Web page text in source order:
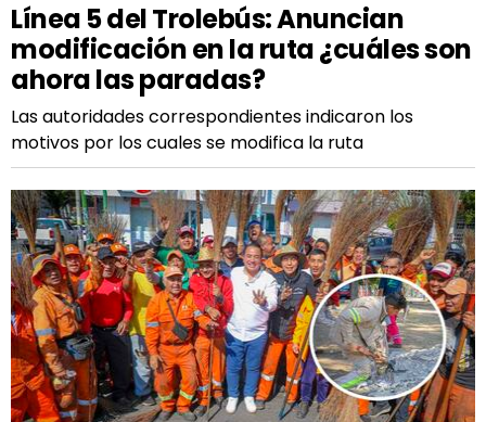
Línea 5 del Trolebús: Anuncian
modificación en la ruta ¿cuáles son
ahora las paradas?
Las autoridades correspondientes indicaron los
motivos por los cuales se modifica la ruta